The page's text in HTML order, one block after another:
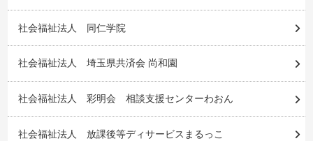
社会福祉法人 同仁学院
社会福祉法人 埼玉県共済会 尚和園
社会福祉法人 彩明会 相談支援センターわおん
社会福祉法人 放課後等ディサービスまるっこ